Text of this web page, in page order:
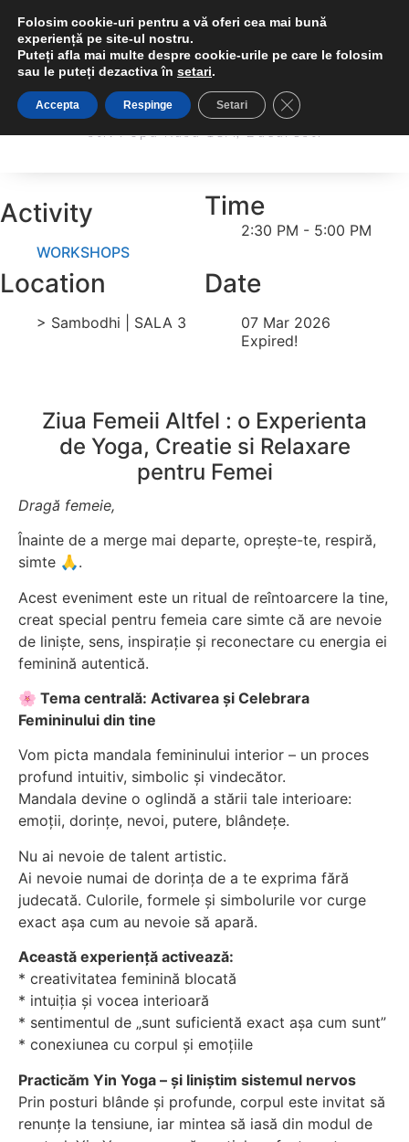
Sambodhi Studio
str. Popa Rusu 16A, Bucuresti
Sambodhi Studio
Activity
WORKSHOPS
Time
2:30 PM - 5:00 PM
Location
> Sambodhi | SALA 3
Date
07 Mar 2026
Expired!
Ziua Femeii Altfel : o Experienta
de Yoga, Creatie si Relaxare
pentru Femei
Dragă femeie,
Înainte de a merge mai departe, oprește-te, respiră,
simte 🙏.
Acest eveniment este un ritual de reîntoarcere la tine,
creat special pentru femeia care simte că are nevoie
de liniște, sens, inspirație și reconectare cu energia ei
feminină autentică.
🌸 Tema centrală: Activarea și Celebrara
Femininului din tine
Vom picta mandala femininului interior – un proces
profund intuitiv, simbolic și vindecător.
Mandala devine o oglindă a stării tale interioare:
emoții, dorințe, nevoi, putere, blândețe.
Nu ai nevoie de talent artistic.
Ai nevoie numai de dorința de a te exprima fără
judecată. Culorile, formele și simbolurile vor curge
exact așa cum au nevoie să apară.
Această experiență activează:
* creativitatea feminină blocată
* intuiția și vocea interioară
* sentimentul de „sunt suficientă exact așa cum sunt”
* conexiunea cu corpul și emoțiile
Practicăm Yin Yoga – și liniștim sistemul nervos
Prin posturi blânde și profunde, corpul este invitat să
renunțe la tensiune, iar mintea să iasă din modul de
Folosim cookie-uri pentru a vă oferi cea mai bună
experiență pe site-ul nostru.
Puteți afla mai multe despre cookie-urile pe care le folosim
sau le puteți dezactiva în setari.
Accepta Respinge Setari Close GDPR Cookie